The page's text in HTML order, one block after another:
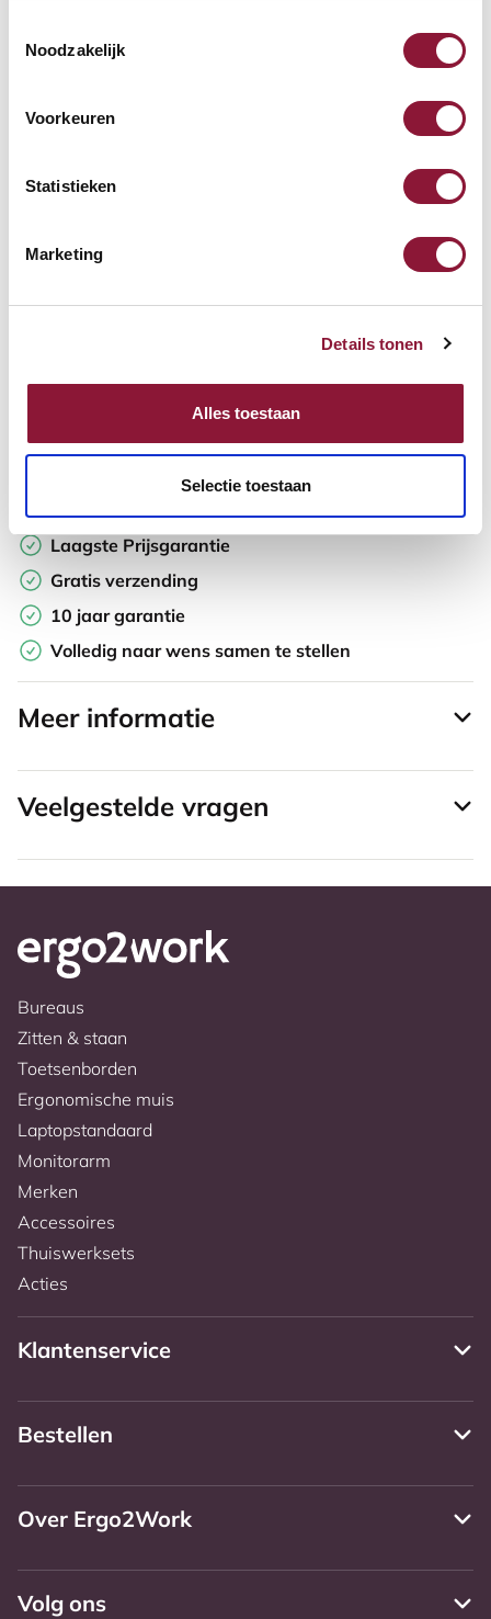
Noodzakelijk
Voorkeuren
Statistieken
Marketing
Details tonen
Alles toestaan
Selectie toestaan
Levertijd: 3-6 weken
Op zoek naar aantallen? Maak je werkplek compleet en vraag
direct een offerte op maat aan.
Toevoegen aan vergelijker
Laagste Prijsgarantie
Gratis verzending
10 jaar garantie
Volledig naar wens samen te stellen
Meer informatie
Veelgestelde vragen
Bureaus
Zitten & staan
Toetsenborden
Ergonomische muis
Laptopstandaard
Monitorarm
Merken
Accessoires
Thuiswerksets
Acties
Klantenservice
Bestellen
Over Ergo2Work
Volg ons